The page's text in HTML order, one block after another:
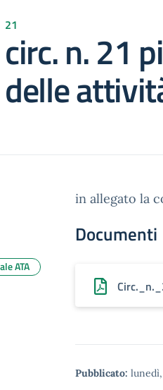
21
circ. n. 21
delle
in allegato la
Documenti
Pubblicato:
ATA